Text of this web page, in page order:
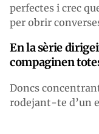
perfectes i crec
per obrir
En la sèrie
compaginen
Doncs
rodejant-te d’un